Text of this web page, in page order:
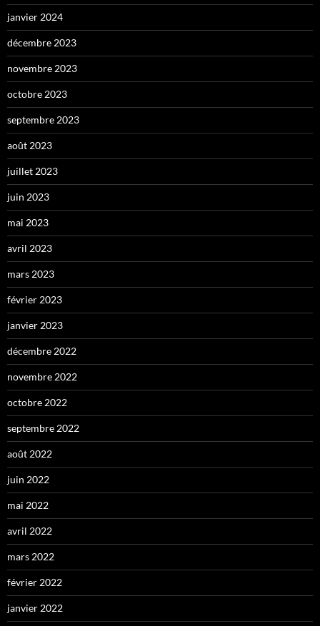
janvier 2024
décembre 2023
novembre 2023
octobre 2023
septembre 2023
août 2023
juillet 2023
juin 2023
mai 2023
avril 2023
mars 2023
février 2023
janvier 2023
décembre 2022
novembre 2022
octobre 2022
septembre 2022
août 2022
juin 2022
mai 2022
avril 2022
mars 2022
février 2022
janvier 2022